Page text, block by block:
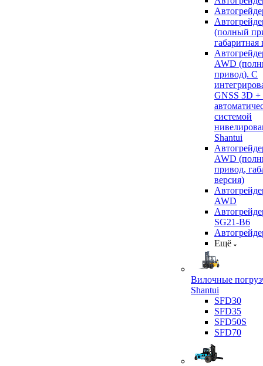
(полный
габаритная
AWD
привод). С
GNSS 3D +
системой
Shantui
AWD
привод,
версия)
AWD
SG21-B6
Ещё
Вилочные
Shantui
SFD30
SFD35
SFD50S
SFD70